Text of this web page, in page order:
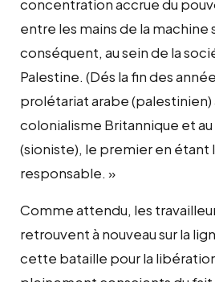
concentration accrue du
entre les mains de la
conséquent, au sein de la
Palestine. (Dés la fin des
prolétariat arabe (palestinien)
colonialisme Britannique et
(sioniste), le premier en étant
responsable. »
Comme attendu, les
retrouvent à nouveau sur la
cette bataille pour la